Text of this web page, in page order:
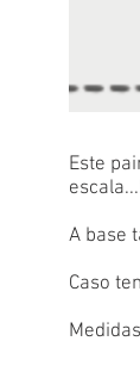
Este
A base
Caso